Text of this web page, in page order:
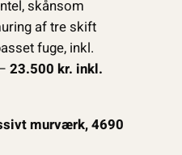
skånsom
af tre skift
fuge, inkl.
23.500 kr. inkl.
murværk, 4690